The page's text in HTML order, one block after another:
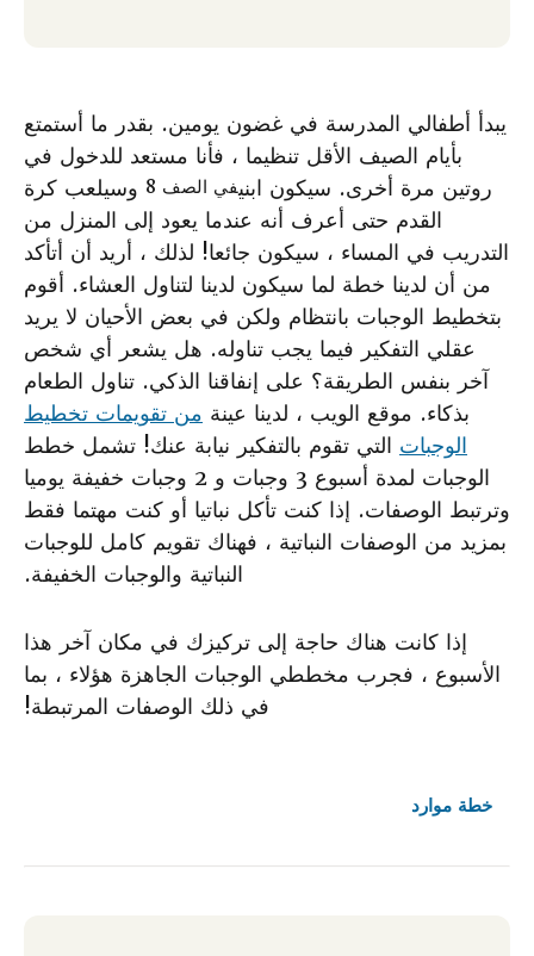
يبدأ أطفالي المدرسة في غضون يومين. بقدر ما أستمتع
بأيام الصيف الأقل تنظيما ، فأنا مستعد للدخول في
روتين مرة أخرى. سيكون ابنيفي الصف 8
وسيلعب كرة
القدم حتى أعرف أنه عندما يعود إلى المنزل من
التدريب في المساء ، سيكون جائعا! لذلك ، أريد أن أتأكد
من أن لدينا خطة لما سيكون لدينا لتناول العشاء. أقوم
بتخطيط الوجبات بانتظام ولكن في بعض الأحيان لا يريد
عقلي التفكير فيما يجب تناوله. هل يشعر أي شخص
آخر بنفس الطريقة؟ على إنفاقنا الذكي. تناول الطعام
بذكاء. موقع الويب ، لدينا عينة من تقويمات تخطيط
الوجبات التي تقوم بالتفكير نيابة عنك! تشمل خطط
الوجبات لمدة أسبوع 3 وجبات و 2 وجبات خفيفة يوميا
وترتبط الوصفات. إذا كنت تأكل نباتيا أو كنت مهتما فقط
بمزيد من الوصفات النباتية ، فهناك تقويم كامل للوجبات
النباتية والوجبات الخفيفة.
إذا كانت هناك حاجة إلى تركيزك في مكان آخر هذا
الأسبوع ، فجرب مخططي الوجبات الجاهزة هؤلاء ، بما
في ذلك الوصفات المرتبطة!
خطة موارد